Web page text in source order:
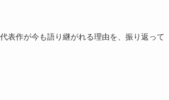
表作が今も語り継がれる理由を、振り返って